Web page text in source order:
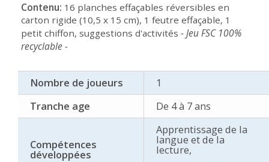
Contenu: 16 planches effaçables réversibles en
carton rigide (10,5 x 15 cm), 1 feutre effaçable, 1
petit chiffon, suggestions d'activités - Jeu FSC 100%
recyclable -
Nombre de joueurs
1
Tranche age
De 4 à 7 ans
Compétences
développées
Apprentissage de la
langue et de la
lecture,